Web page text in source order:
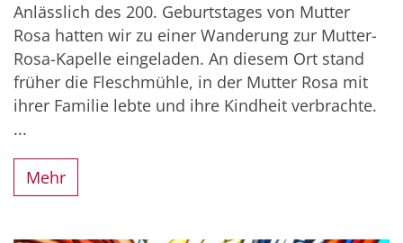
Anlässlich des 200. Geburtstages von Mutter
Rosa hatten wir zu einer Wanderung zur Mutter-
Rosa-Kapelle eingeladen. An diesem Ort stand
früher die Fleschmühle, in der Mutter Rosa mit
ihrer Familie lebte und ihre Kindheit verbrachte.
...
Mehr